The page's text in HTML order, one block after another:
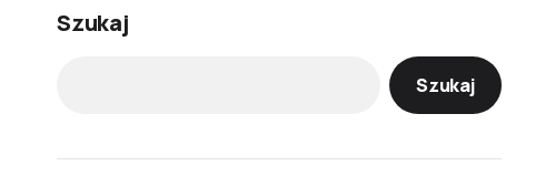
Szukaj
Szukaj